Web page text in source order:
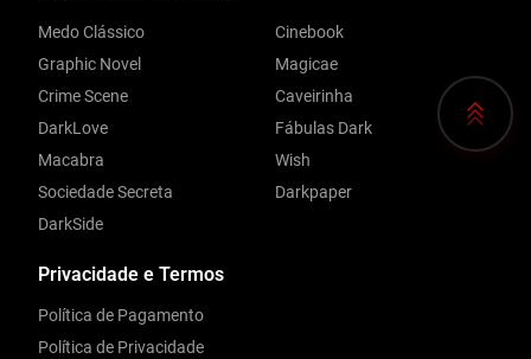
Privacidade e Termos
Política de Pagamento
Política de Privacidade
Medo Clássico
Graphic Novel
Crime Scene
DarkLove
Macabra
Sociedade Secreta
DarkSide
Cinebook
Magicae
Caveirinha
Fábulas Dark
Wish
Darkpaper